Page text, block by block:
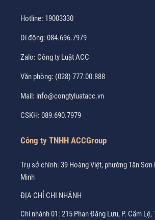
Hotline: 19003330
Di động: 084.696.7979
Zalo: Công ty Luật ACC
Văn phòng: (028) 777.00.888
Mail: info@congtyluatacc.vn
CSKH: 089.690.7979
Công ty TNHH ACCGroup
Trụ sở chính: 39 Hoàng Việt, phường Tân Sơn
Minh
ĐỊA CHỈ CHI NHÁNH
Chi nhánh 01: 215 Phan Đăng Lưu, P. Cẩm Lệ,